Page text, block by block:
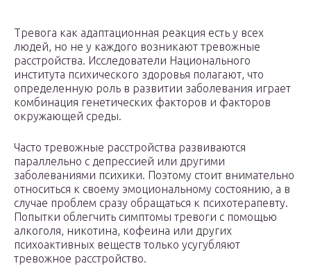
Тревога как адаптационная реакция есть у всех
людей, но не у каждого возникают тревожные
расстройства. Исследователи Национального
института психического здоровья полагают, что
определенную роль в развитии заболевания играет
комбинация генетических факторов и факторов
окружающей среды.
Часто тревожные расстройства развиваются
параллельно с депрессией или другими
заболеваниями психики. Поэтому стоит внимательно
относиться к своему эмоциональному состоянию, а в
случае проблем сразу обращаться к психотерапевту.
Попытки облегчить симптомы тревоги с помощью
алкоголя, никотина, кофеина или других
психоактивных веществ только усугубляют
тревожное расстройство.